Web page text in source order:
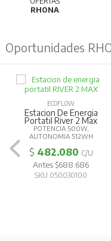
RHONA
Oportunidades
ECOFLOW
Estacion De Energia
Portatil River 2 Max
POTENCIA 500W,
AUTONOMIA 512WH
$ 482.080 C/U
Antes $688.686
SKU 050030100